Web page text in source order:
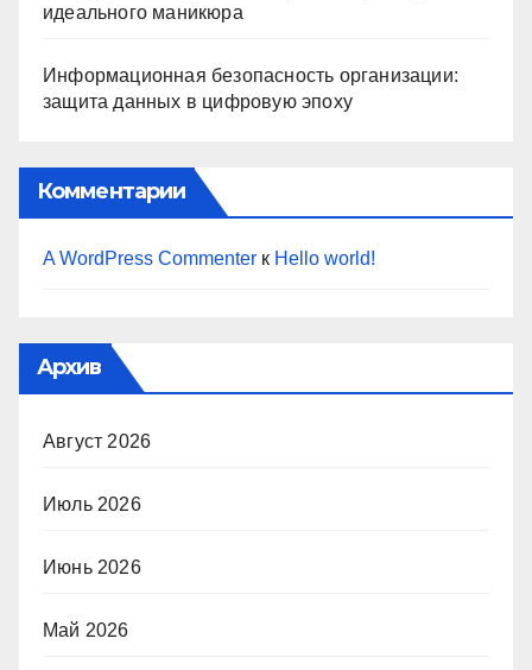
идеального маникюра
Информационная безопасность организации:
защита данных в цифровую эпоху
Комментарии
A WordPress Commenter к Hello world!
Архив
Август 2026
Июль 2026
Июнь 2026
Май 2026